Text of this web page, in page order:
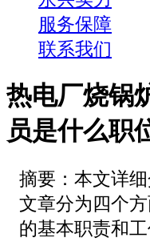
服务保障
联系我们
热电厂烧锅
员是什么职
摘要：本文详
文章分为四个
的基本职责和